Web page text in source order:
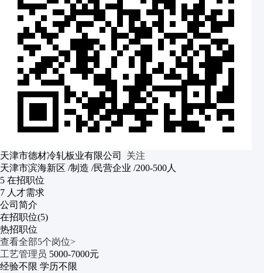
天津市德材冷轧板业有限公司
关注
天津市滨海新区 /制造 /民营企业 /200-500人
5 在招职位
7 人才需求
公司简介
在招职位(5)
热招职位
查看全部5个岗位>
工艺管理员 5000-7000元
经验不限 学历不限